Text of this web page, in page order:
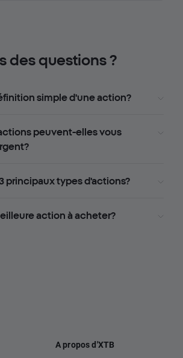
des questions ?
simple d'une action?
peuvent-elles vous
principaux types d'actions?
action à acheter?
A propos d'XTB